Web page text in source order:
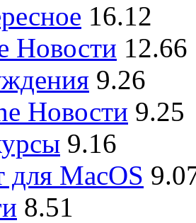
16.12
Новости 12.66
9.26
Новости 9.25
9.16
для MacOS
8.51